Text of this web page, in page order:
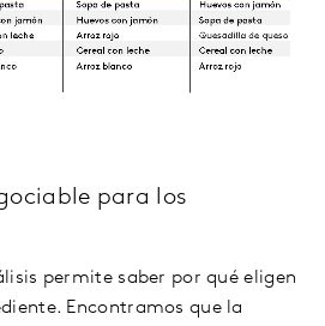
para los
permite saber por qué eligen
Encontramos que la